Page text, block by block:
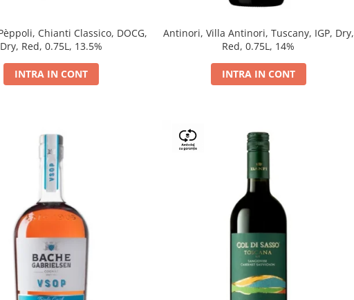
Chianti Classico, DOCG,
Dry, Red, 0.75L, 13.5%
INTRA IN CONT
Antinori, Villa Antinori, Tuscany, IGP, Dry,
Red, 0.75L, 14%
INTRA IN CONT